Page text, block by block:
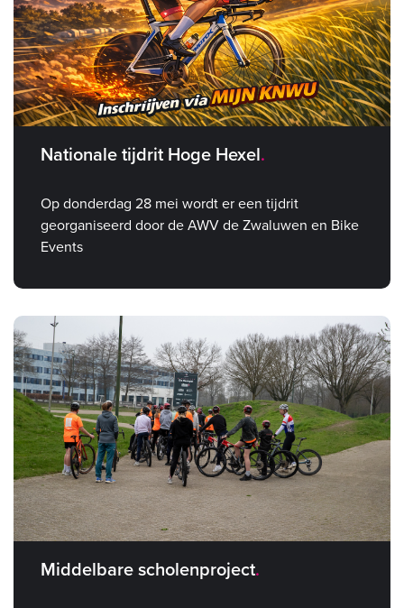
Nationale tijdrit Hoge Hexel
Op donderdag 28 mei wordt er een tijdrit
georganiseerd door de AWV de Zwaluwen en Bike
Events
Middelbare scholenproject